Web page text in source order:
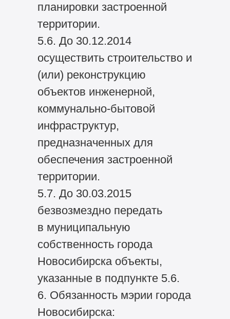
планировки застроенной
территории.
5.6. До 30.12.2014
осуществить строительство и
(или) реконструкцию
объектов инженерной,
коммунально-бытовой
инфраструктур,
предназначенных для
обеспечения застроенной
территории.
5.7. До 30.03.2015
безвозмездно передать
в муниципальную
собственность города
Новосибирска объекты,
указанные в подпункте 5.6.
6. Обязанность мэрии города
Новосибирска: